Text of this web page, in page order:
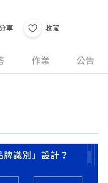
享 收藏
作業 公告